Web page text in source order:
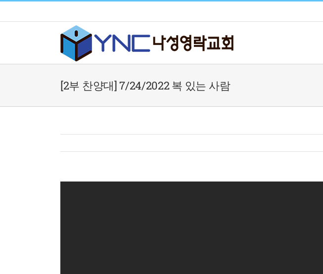
to
[2부 찬양대] 7/24/2022 복 있는 사람